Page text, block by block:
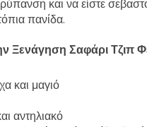
και να είστε
πανίδα.
Ξενάγηση Σαφάρι Τζιπ
και μαγιό
αντηλιακό